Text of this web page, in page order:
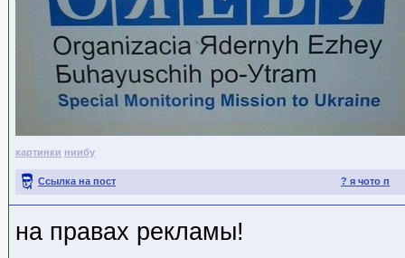
картинки ниибу
? я чото п
Ссылка на пост
на правах рекламы!